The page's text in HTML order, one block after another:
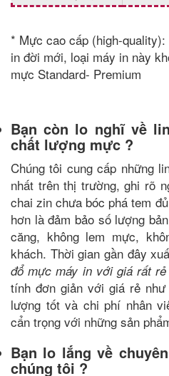
* Mực cao cấp (high-
in đời mới, loại máy in này
mực Standard- Premium
Bạn còn lo nghĩ về
chất lượng mực ?
Chúng tôi cung cấp những
nhất trên thị trường, ghi rõ
chai zin chưa bóc phá tem
hơn là đảm bảo số lượng
căng, không lem mực,
khách. Thời gian gần đây
đổ mực máy in với giá rất rẻ
tính đơn giản với giá rẻ
lượng tốt và chi phí nhân
cẩn trọng với những sản
Bạn lo lắng về
chúng tôi ?